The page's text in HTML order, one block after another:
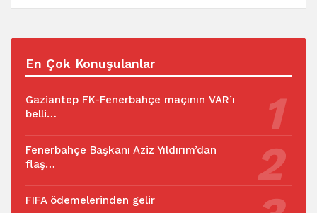
En Çok Konuşulanlar
Gaziantep FK-Fenerbahçe maçının VAR’ı
belli…
Fenerbahçe Başkanı Aziz Yıldırım’dan
flaş…
FIFA ödemelerinden gelir